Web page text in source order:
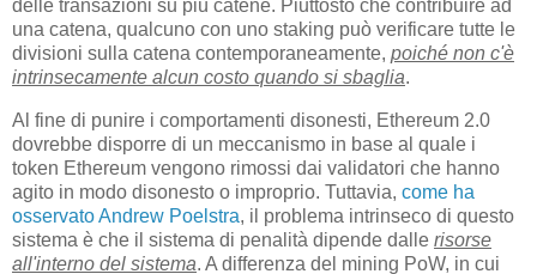
delle transazioni su più catene. Piuttosto che contribuire ad
una catena, qualcuno con uno staking può verificare tutte le
divisioni sulla catena contemporaneamente, poiché non c'è
intrinsecamente alcun costo quando si sbaglia.
Al fine di punire i comportamenti disonesti, Ethereum 2.0
dovrebbe disporre di un meccanismo in base al quale i
token Ethereum vengono rimossi dai validatori che hanno
agito in modo disonesto o improprio. Tuttavia, come ha
osservato Andrew Poelstra, il problema intrinseco di questo
sistema è che il sistema di penalità dipende dalle risorse
all'interno del sistema. A differenza del mining PoW, in cui